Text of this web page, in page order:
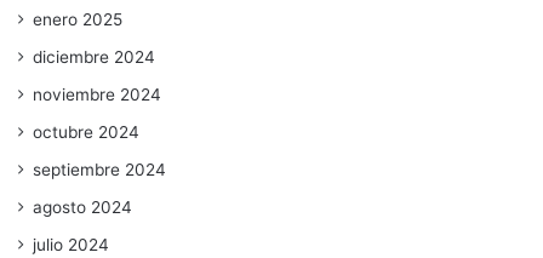
enero 2025
diciembre 2024
noviembre 2024
octubre 2024
septiembre 2024
agosto 2024
julio 2024